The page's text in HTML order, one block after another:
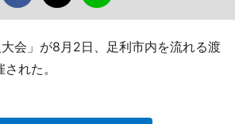
大会」が8月2日、足利市内を流れる渡
れた。